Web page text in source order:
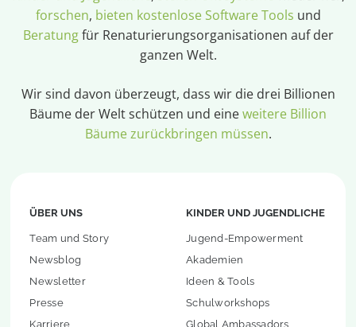
forschen, bieten kostenlose Software Tools und
Beratungfür Renaturierungsorganisationen auf der
ganzen Welt.
Wir sind davon überzeugt, dass wir die drei Billionen
Bäume der Welt schützen und eineweitere Billion
Bäume zurückbringen müssen.
ÜBER UNS
Team und Story
Newsblog
Newsletter
Presse
Karriere
KINDER UND JUGENDLICHE
Jugend-Empowerment
Akademien
Ideen & Tools
Schulworkshops
Global Ambassadors